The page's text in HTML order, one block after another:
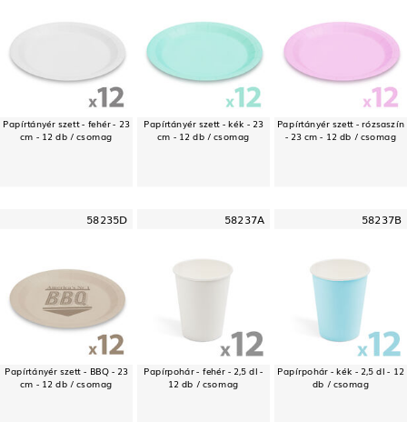
Papírtányér szett - fehér - 23
cm - 12 db / csomag
Papírtányér szett - kék - 23
cm - 12 db / csomag
Papírtányér szett - rózsaszín
- 23 cm - 12 db / csomag
58235D
Papírtányér szett - BBQ - 23
cm - 12 db / csomag
58237A
Papírpohár - fehér - 2,5 dl -
12 db / csomag
58237B
Papírpohár - kék - 2,5 dl - 12
db / csomag